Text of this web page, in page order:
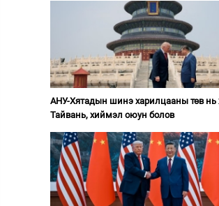
АНУ-Хятадын шинэ харилцааны төв нь
Тайвань, хиймэл оюун болов